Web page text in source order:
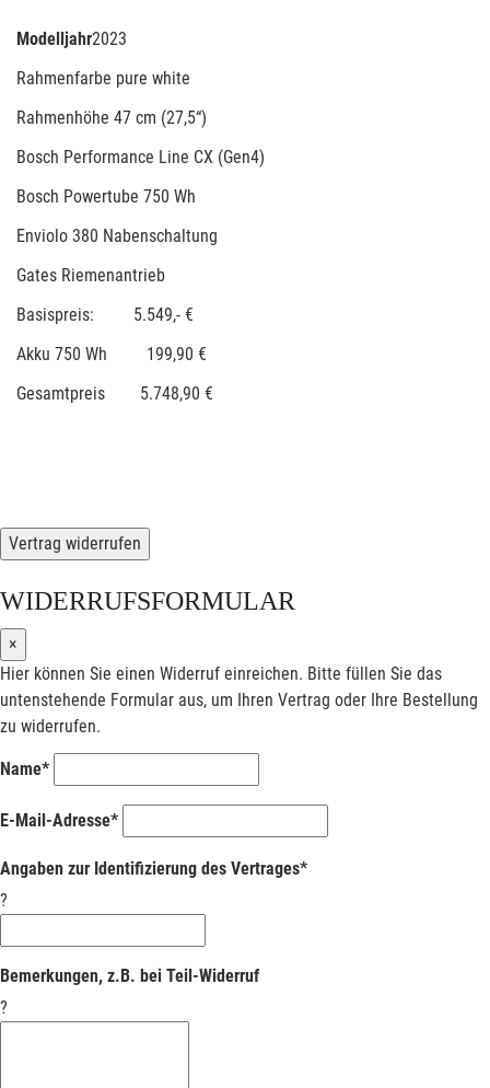
Modelljahr2023
Rahmenfarbe pure white
Rahmenhöhe 47 cm (27,5“)
Bosch Performance Line CX (Gen4)
Bosch Powertube 750 Wh
Enviolo 380 Nabenschaltung
Gates Riemenantrieb
Basispreis: 5.549,- €
Akku 750 Wh 199,90 €
Gesamtpreis 5.748,90 €
Vertrag widerrufen
WIDERRUFSFORMULAR
×
Hier können Sie einen Widerruf einreichen. Bitte füllen Sie das
untenstehende Formular aus, um Ihren Vertrag oder Ihre Bestellung
zu widerrufen.
Name*
E-Mail-Adresse*
Angaben zur Identifizierung des Vertrages*
?
Bemerkungen, z.B. bei Teil-Widerruf
?